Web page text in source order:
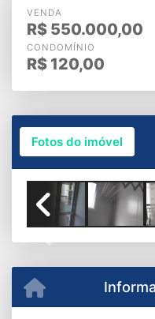
VENDA
R$ 550.000,00
CONDOMÍNIO
R$ 120,00
Fotos do imóvel